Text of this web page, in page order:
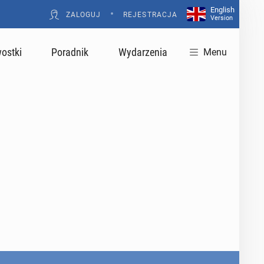
ZALOGUJ • REJESTRACJA
English
Version
Poradnik Wydarzenia Menu